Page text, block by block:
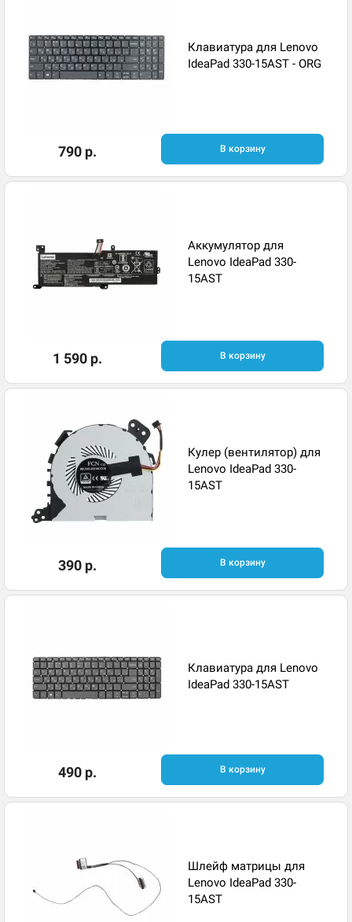
Клавиатура для Lenovo
IdeaPad 330-15AST - ORG
790 р. В корзину
Аккумулятор для
Lenovo IdeaPad 330-
15AST
1 590 р. В корзину
Кулер (вентилятор) для
Lenovo IdeaPad 330-
15AST
390 р. В корзину
Клавиатура для Lenovo
IdeaPad 330-15AST
490 р. В корзину
Шлейф матрицы для
Lenovo IdeaPad 330-
15AST